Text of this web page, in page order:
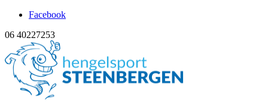
Facebook
06 40227253